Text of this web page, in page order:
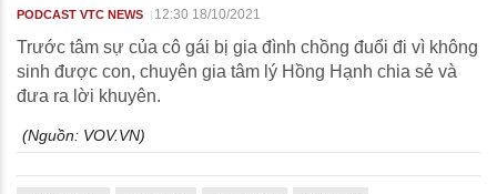
PODCAST VTC NEWS 12:30 18/10/2021
Trước tâm sự của cô gái bị gia đình chồng đuổi đi vì không
sinh được con, chuyên gia tâm lý Hồng Hạnh chia sẻ và
đưa ra lời khuyên.
(Nguồn: VOV.VN)